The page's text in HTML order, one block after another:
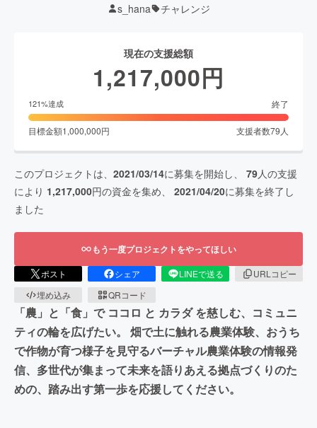
s_hana チャレンジ
現在の支援総額
1,217,000円
121%達成 終了
目標金額1,000,000円 支援者数79 人
このプロジェクトは、 2021/03/14に募集を開始し、 79人の支援
により 1,217,000円の資金を集め、 2021/04/20に募集を終了し
ました
もう一度プロジェクトをやってほしい
ポスト シェア LINEで送る
URLコピー
埋め込み
QRコード
「農」と「食」で ココロ と カラダ を慈しむ、コミュニ
ティの輪を広げたい。 畑で土に触れる農業体験、おうち
で作物が育つ様子を見守るバーチャル農業体験の情報発
信、多世代が集まって未来を語りあえる拠点づくりのた
めの、踏み出す第一歩を応援してください。